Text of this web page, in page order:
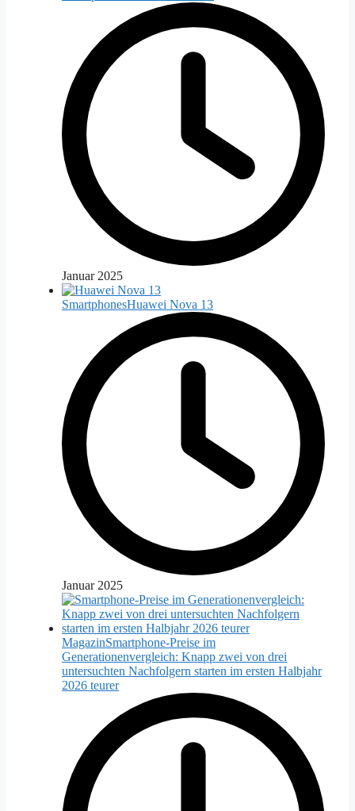
Januar 2025
SmartphonesHuawei Nova 13
Januar 2025
MagazinSmartphone-Preise im
Generationenvergleich: Knapp zwei von drei
untersuchten Nachfolgern starten im ersten Halbjahr
2026 teurer